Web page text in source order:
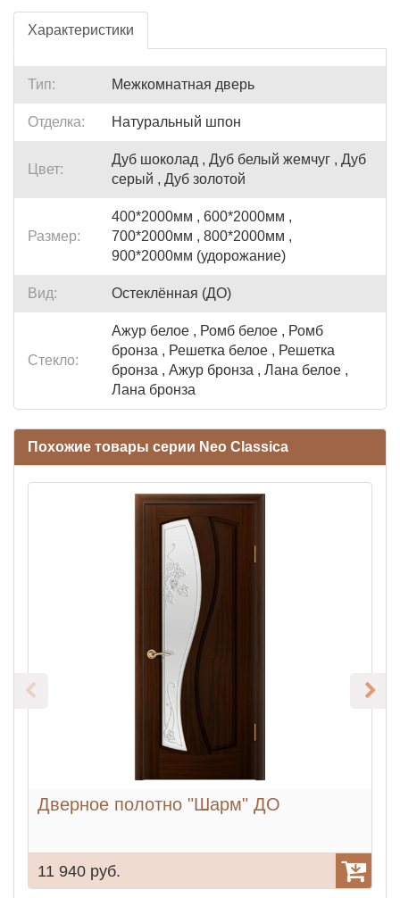
Характеристики
Тип: Межкомнатная дверь
Отделка: Натуральный шпон
Цвет:
Дуб шоколад , Дуб белый жемчуг , Дуб
серый , Дуб золотой
Размер:
400*2000мм , 600*2000мм ,
700*2000мм , 800*2000мм ,
900*2000мм (удорожание)
Вид: Остеклённая (ДО)
Стекло:
Ажур белое , Ромб белое , Ромб
бронза , Решетка белое , Решетка
бронза , Ажур бронза , Лана белое ,
Лана бронза
Похожие товары серии Neo Classica
Дверное полотно "Шарм" ДО
11 940 руб.